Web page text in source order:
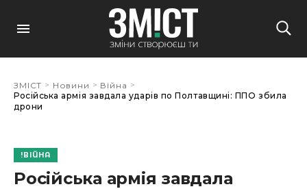
ЗМІСТ > Новини > Війна >
Російська армія завдала ударів по Полтавщині: ППО збила
дрони
ВІЙНА
Російська армія завдала